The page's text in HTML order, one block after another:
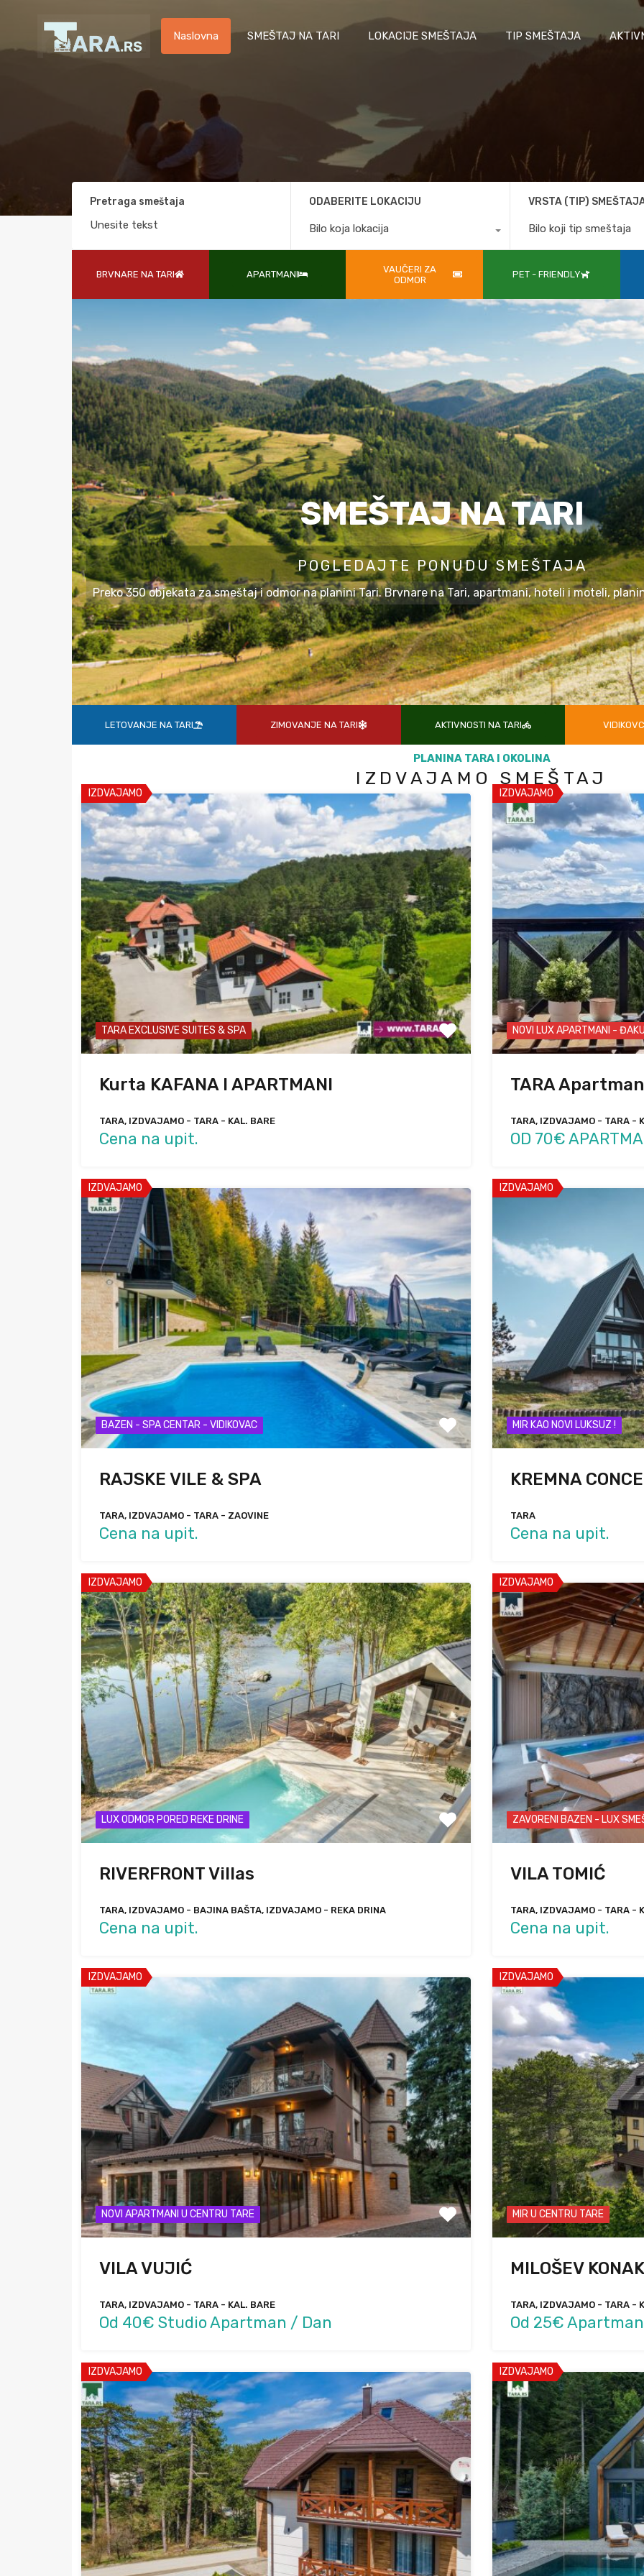
Naslovna SMEŠTAJ NA TARI LOKACIJE SMEŠTAJA TIP SMEŠTAJA
Pretraga smeštaja ODABERITE LOKACIJU
Bilo koja lokacija
VRSTA (TIP)
Bilo koji tip smeštaja
BRVNARE NA TARI APARTMANI
VAUČERI ZA
ODMOR
PET - FRIENDLY
SMEŠTAJ NA TARI
POGLEDAJTE PONUDU SMEŠTAJA
Preko 350 objekata za smeštaj i odmor na planini Tari. Brvnare na Tari, apartmani, hoteli i moteli,
LETOVANJE NA TARI ZIMOVANJE NA TARI AKTIVNOSTI NA TARI
PLANINA TARA I OKOLINA
IZDVAJAMO SMEŠTAJ
IZDVAJAMO
TARA EXCLUSIVE SUITES & SPA
Kurta KAFANA I APARTMANI
TARA, IZDVAJAMO - TARA - KAL. BARE
Cena na upit.
IZDVAJAMO
NOVI LUX APARTMANI -
TARA
TARA, IZDVAJAMO - TARA -
OD 70€
IZDVAJAMO
BAZEN - SPA CENTAR - VIDIKOVAC
RAJSKE VILE & SPA
TARA, IZDVAJAMO - TARA - ZAOVINE
Cena na upit.
IZDVAJAMO
MIR KAO NOVI LUKSUZ !
KREMNA
TARA
Cena na upit.
IZDVAJAMO
LUX ODMOR PORED REKE DRINE
RIVERFRONT Villas
TARA, IZDVAJAMO - BAJINA BAŠTA, IZDVAJAMO - REKA DRINA
Cena na upit.
IZDVAJAMO
ZAVORENI BAZEN - LUX
VILA TOMIĆ
TARA, IZDVAJAMO - TARA -
Cena na upit.
IZDVAJAMO
NOVI APARTMANI U CENTRU TARE
VILA VUJIĆ
TARA, IZDVAJAMO - TARA - KAL. BARE
Od 40€ Studio Apartman / Dan
IZDVAJAMO
MIR U CENTRU TARE
MILOŠEV KONAK
TARA, IZDVAJAMO - TARA -
Od 25€
IZDVAJAMO IZDVAJAMO